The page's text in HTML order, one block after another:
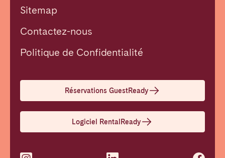
Sitemap
Contactez-nous
Politique de Confidentialité
Réservations GuestReady
Logiciel RentalReady